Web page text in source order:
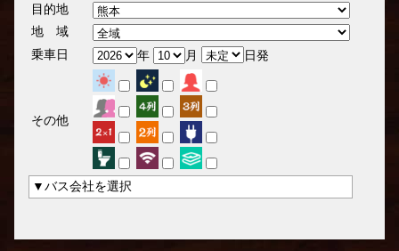
目的地
地 域
乗車日
年 月 日発
その他
▼バス会社を選択